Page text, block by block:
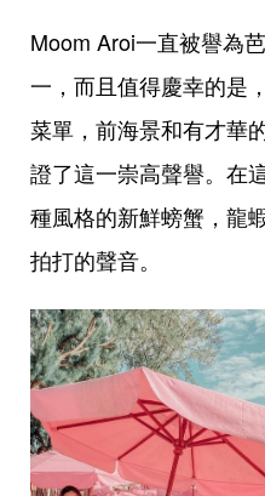
Moom Aroi一直被譽為
一，而且值得慶幸的是
菜單，前海景和有才華
證了這一崇高聲譽。在
種風格的新鮮螃蟹，龍
拍打的聲音。